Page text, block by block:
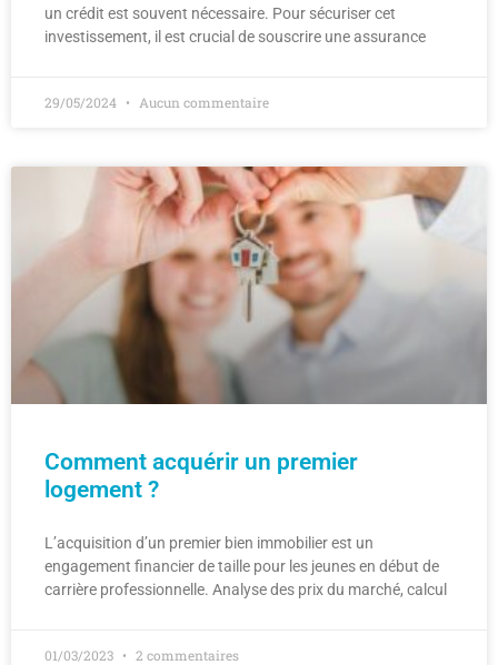
un crédit est souvent nécessaire. Pour sécuriser cet
investissement, il est crucial de souscrire une assurance
29/05/2024 Aucun commentaire
Comment acquérir un premier
logement ?
L’acquisition d’un premier bien immobilier est un
engagement financier de taille pour les jeunes en début de
carrière professionnelle. Analyse des prix du marché, calcul
01/03/2023 2 commentaires